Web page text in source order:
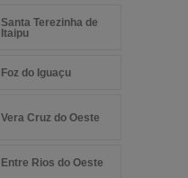
Santa Terezinha de
Itaipu
Foz do Iguaçu
Vera Cruz do Oeste
Entre Rios do Oeste